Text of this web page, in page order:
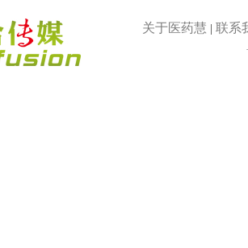
关于医药慧
联系